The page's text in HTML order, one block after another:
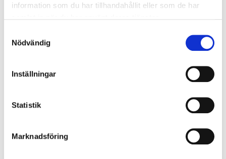
information som du har tillhandahållit eller som de har
Nödvändig
Inställningar
Statistik
Marknadsföring
269